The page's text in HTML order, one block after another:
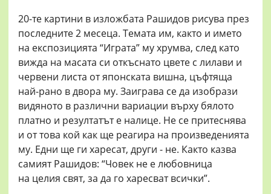
20-те картини в изложбата Рашидов рисува през
последните 2 месеца. Темата им, както и името
на експозицията “Играта” му хрумва, след като
вижда на масата си откъснато цвете с лилави и
червени листа от японската вишна, цъфтяща
най-рано в двора му. Заиграва се да изобрази
видяното в различни вариации върху бялото
платно и резултатът е налице. Не се притеснява
и от това кой как ще реагира на произведенията
му. Едни ще ги харесат, други - не. Както казва
самият Рашидов: “Човек не е любовница
на целия свят, за да го харесват всички”.